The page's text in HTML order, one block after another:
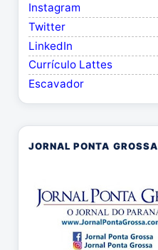
Instagram
Twitter
LinkedIn
Currículo Lattes
Escavador
JORNAL PONTA GROSSA